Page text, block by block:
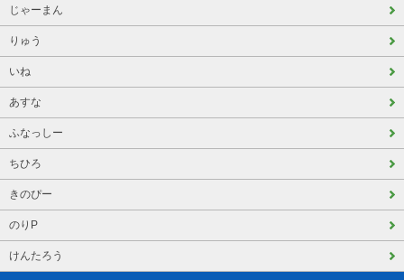
じゃーまん
りゅう
いね
あすな
ふなっしー
ちひろ
きのぴー
のりP
けんたろう